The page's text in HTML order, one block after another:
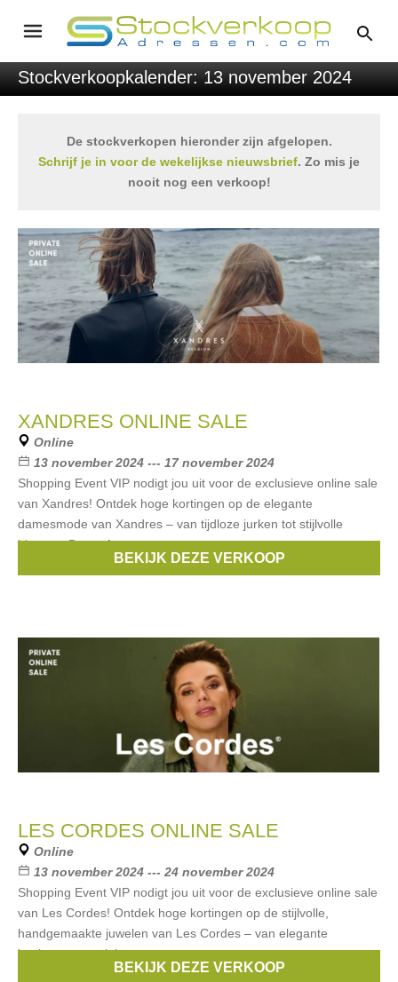
Stockverkoopkalender: 13 november 2024
De stockverkopen hieronder zijn afgelopen.
Schrijf je in voor de wekelijkse nieuwsbrief. Zo mis je
nooit nog een verkoop!
XANDRES ONLINE SALE
Online
13 november 2024 --- 17 november 2024
Shopping Event VIP nodigt jou uit voor de exclusieve online sale
van Xandres! Ontdek hoge kortingen op de elegante
damesmode van Xandres – van tijdloze jurken tot stijlvolle
blouses. De perfecte
XandresBEKIJK DEZE VERKOOP
LES CORDES ONLINE SALE
Online
13 november 2024 --- 24 november 2024
Shopping Event VIP nodigt jou uit voor de exclusieve online sale
van Les Cordes! Ontdek hoge kortingen op de stijlvolle,
handgemaakte juwelen van Les Cordes – van elegante
kettingen tot unieke
Les Cordes
BEKIJK DEZE VERKOOP